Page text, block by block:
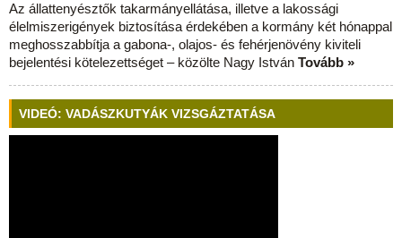
Az állattenyésztők takarmányellátása, illetve a lakossági
élelmiszerigények biztosítása érdekében a kormány két hónappal
meghosszabbítja a gabona-, olajos- és fehérjenövény kiviteli
bejelentési kötelezettséget – közölte Nagy István Tovább »
VIDEÓ: VADÁSZKUTYÁK VIZSGÁZTATÁSA